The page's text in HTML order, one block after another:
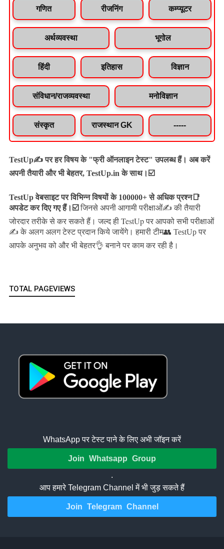
गणित रीजनिंग कम्प्यूटर
अर्थव्यवस्था भूगोल
हिंदी इतिहास विज्ञान
संविधान/राजव्यवस्था मनोविज्ञान
संस्कृत राजस्थान GK -----
TestUp✍️ पर हर विषय के "फ्री ऑनलाइन टेस्ट" उपलब्ध हैं। अब करें
अपनी तैयारी और भी बेहतर, TestUp.in के साथ।☑️
TestUp वेबसाइट पर विभिन्न विषयों के 100000+ से अधिक प्रश्न📑
अपडेट कर दिए गए हैं। ☑️ जिनसे अपनी आगामी परीक्षाओं✍️ की तैयारी
जोरदार तरीके से कर सकते हैं।जल्द ही TestUp पर आपको सभी परीक्षाओं
✍️ के अलग अलग टेस्ट प्रदान किये जायेंगे। हमारी टीम👥 TestUp पर
आपके अनुभव को और भी बेहतर👌 बनाने पर काम कर रही है।
TOTAL PAGEVIEWS
WhatsApp पर टेस्ट पाने के लिए अभी जॉइन करें
Join Whatsapp Group
.
आप हमारे Telegram Channel में भी जुड़ सकते हैं
Join Telegram Channel